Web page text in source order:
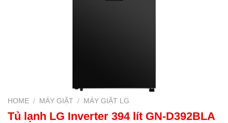
HOME / MÁY GIẶT / MÁY GIẶT LG
Tủ lạnh LG Inverter 394 lít GN-D392BLA